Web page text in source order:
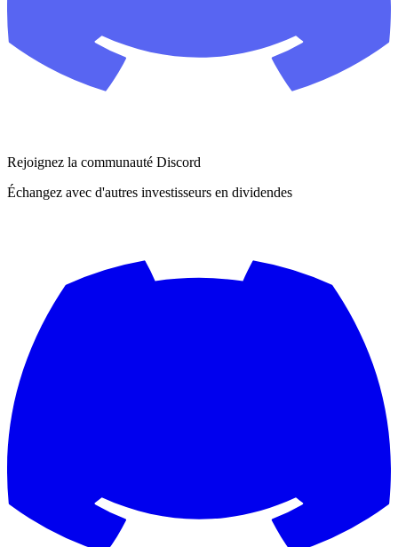
Rejoignez la communauté Discord
Échangez avec d'autres investisseurs en dividendes